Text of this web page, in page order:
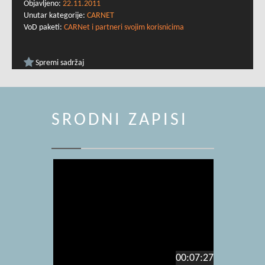
Objavljeno: 22.11.2011
Unutar kategorije: CARNET
VoD paketi: CARNet i partneri svojim korisnicima
Spremi sadržaj
SRODNI ZAPISI
00:07:27